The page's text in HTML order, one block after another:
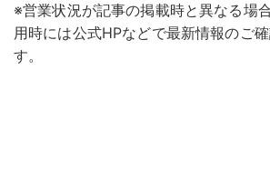
※営業状況が記事の掲載時と異なる場
用時には公式HPなどで最新情報のご
す。